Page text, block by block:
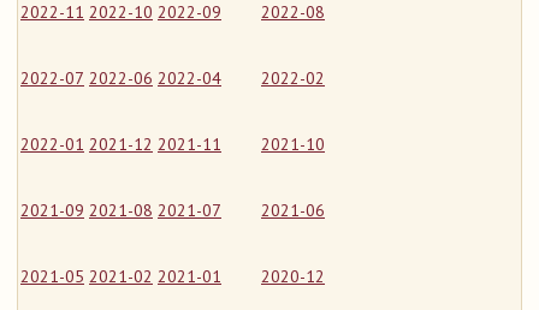
2022-11 2022-10 2022-09 2022-08
2022-07 2022-06 2022-04 2022-02
2022-01 2021-12 2021-11 2021-10
2021-09 2021-08 2021-07 2021-06
2021-05 2021-02 2021-01 2020-12